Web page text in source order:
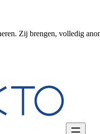
Zij brengen, volledig